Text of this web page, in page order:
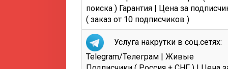
поиска ) Гарантия | Цена за
( заказ от 10 подписчиков )
Услуга накрутки в соц.сетях:
Telegram/Телеграм | Живые